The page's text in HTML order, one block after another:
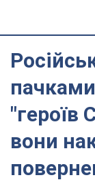
"героїв
вони